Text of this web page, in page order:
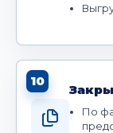
10
По